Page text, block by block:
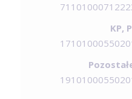
KP,